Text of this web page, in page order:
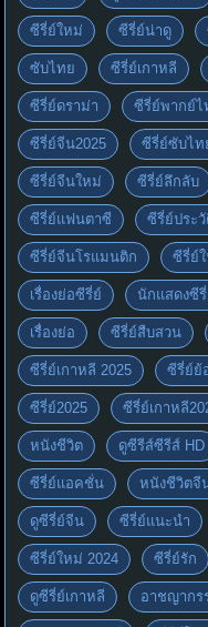
ซีรี่ย์ใหม่ ซีรี่ย์น่าดู
ซับไทย ซีรี่ย์เกาหลี
ซีรี่ย์ดราม่า ซีรี่ย์พากย์ไ
ซีรี่ย์จีน2025 ซีรี่ย์ซับไท
ซีรี่ย์จีนใหม่ ซีรี่ย์ลึกลับ
ซีรี่ย์แฟนตาซี ซีรี่ย์ประ
ซีรี่ย์จีนโรแมนติก ซีรี่ย์
เรื่องย่อซีรี่ย์ นักแสดงซี
เรื่องย่อ ซีรี่ย์สืบสวน
ซีรี่ย์เกาหลี 2025 ซีรี่ย์ย้
ซีรี่ย์2025 ซีรี่ย์เกาหลี
หนังชีวิต ดูซีรีส์ซีรีส์ HD
ซีรี่ย์แอคชั่น หนังชีวิตจี
ดูซีรี่ย์จีน ซีรี่ย์แนะนำ
ซีรี่ย์ใหม่ 2024 ซีรี่ย์รัก
ดูซีรี่ย์เกาหลี อาชญากร